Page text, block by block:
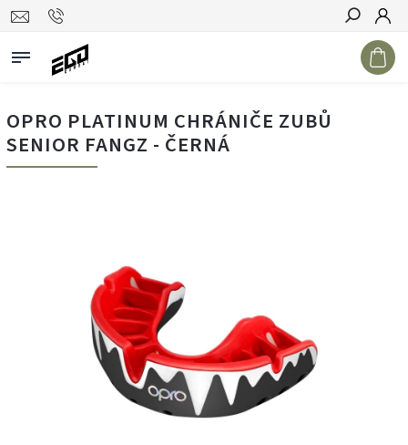
Hledat
OPRO PLATINUM CHRÁNIČE ZUBŮ
SENIOR FANGZ - ČERNÁ